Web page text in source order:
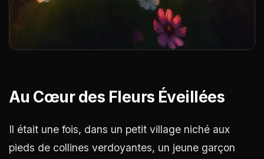
Au Cœur des Fleurs Éveillées
Il était une fois, dans un petit village niché aux
pieds de collines verdoyantes, un jeune garçon